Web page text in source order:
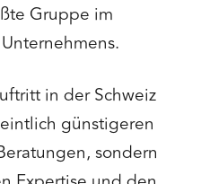
Gruppe im
in der Schweiz
günstigeren
sondern